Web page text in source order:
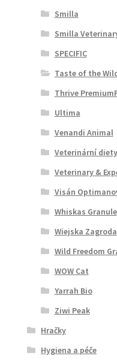
Smilla
Smilla
SPECIFIC
Taste of the
Thrive
Ultima
Venandi Animal
Veterinární diety
Veterinary &
Visán
Whiskas Granule
Wiejska Zagroda
Wild Freedom
WOW Cat
Yarrah Bio
Ziwi Peak
Hračky
Hygiena a péče